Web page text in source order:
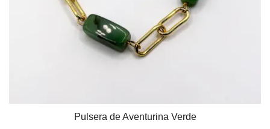
Pulsera de Aventurina Verde